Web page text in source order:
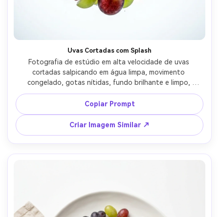
Uvas Cortadas com Splash
Fotografia de estúdio em alta velocidade de uvas
cortadas salpicando em água limpa, movimento
congelado, gotas nítidas, fundo brilhante e limpo,
destaques especulares intensos, fotografado com Sony
A1 e macro de 90mm, f/8, iluminação de estroboscópio,
detalhe ultra nítido, visual para publicidade de bebidas --
ar 4:5
Copiar Prompt
Criar Imagem Similar ↗